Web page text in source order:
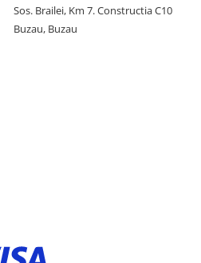
Sos. Brailei, Km 7. Constructia C10
Buzau, Buzau